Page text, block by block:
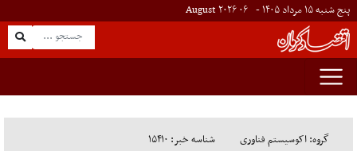
پنج شنبه ۱۵ مرداد ۱۴۰۵ - ۰۶۲۰۲۶
گروه: اکوسیستم فناوری
شناسه خبر: ۱۵۴۱۰